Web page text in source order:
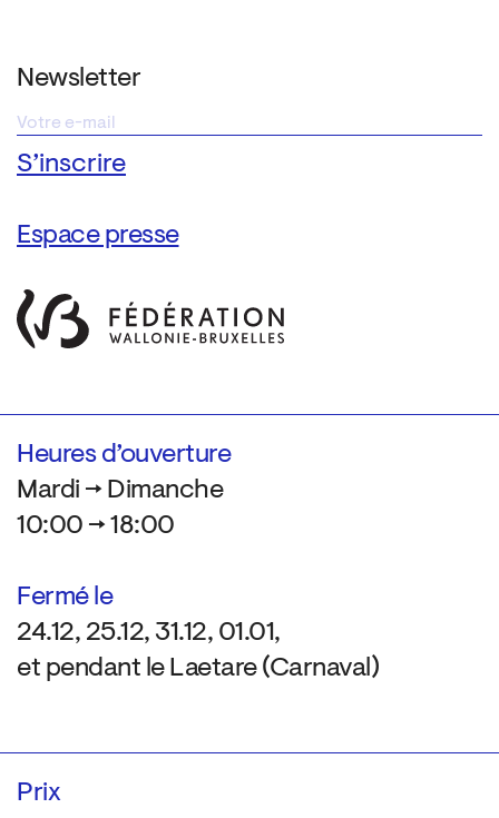
Newsletter
Espace presse
Heures d’ouverture
Mardi → Dimanche
10:00 → 18:00
Fermé le
24.12, 25.12, 31.12, 01.01,
et pendant le Laetare (Carnaval)
Prix